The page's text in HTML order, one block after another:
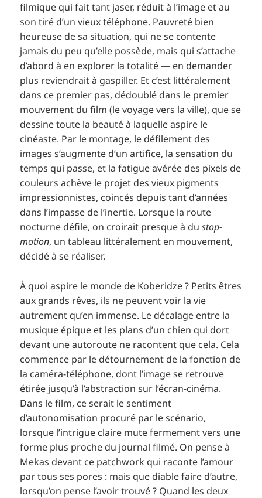
filmique qui fait tant jaser, réduit à l’image et au
son tiré d’un vieux téléphone. Pauvreté bien
heureuse de sa situation, qui ne se contente
jamais du peu qu’elle possède, mais qui s’attache
d’abord à en explorer la totalité — en demander
plus reviendrait à gaspiller. Et c’est littéralement
dans ce premier pas, dédoublé dans le premier
mouvement du film (le voyage vers la ville), que se
dessine toute la beauté à laquelle aspire le
cinéaste. Par le montage, le défilement des
images s’augmente d’un artifice, la sensation du
temps qui passe, et la fatigue avérée des pixels de
couleurs achève le projet des vieux pigments
impressionnistes, coincés depuis tant d’années
dans l’impasse de l’inertie. Lorsque la route
nocturne défile, on croirait presque à dustop-
motion, un tableau littéralement en mouvement,
décidé à se réaliser.
À quoi aspire le monde de Koberidze ? Petits êtres
aux grands rêves, ils ne peuvent voir la vie
autrement qu’en immense. Le décalage entre la
musique épique et les plans d’un chien qui dort
devant une autoroute ne racontent que cela. Cela
commence par le détournement de la fonction de
la caméra-téléphone, dont l’image se retrouve
étirée jusqu’à l’abstraction sur l’écran-cinéma.
Dans le film, ce serait le sentiment
d’autonomisation procuré par le scénario,
lorsque l’intrigue claire mute fermement vers une
forme plus proche du journal filmé. On pense à
Mekas devant ce patchwork qui raconte l’amour
par tous ses pores : mais que diable faire d’autre,
lorsqu’on pense l’avoir trouvé ? Quand les deux